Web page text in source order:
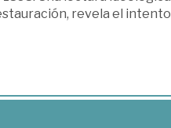
revela el intento